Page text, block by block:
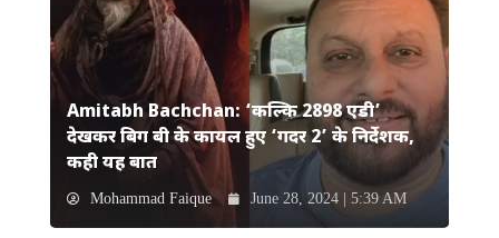
Amitabh Bachchan: ‘कल्कि 2898 एडी’
देखकर बिग बी के कायल हुए ‘गदर 2’ के निर्देशक,
कही यह बात
Mohammad Faique June 28, 2024 | 5:39 AM